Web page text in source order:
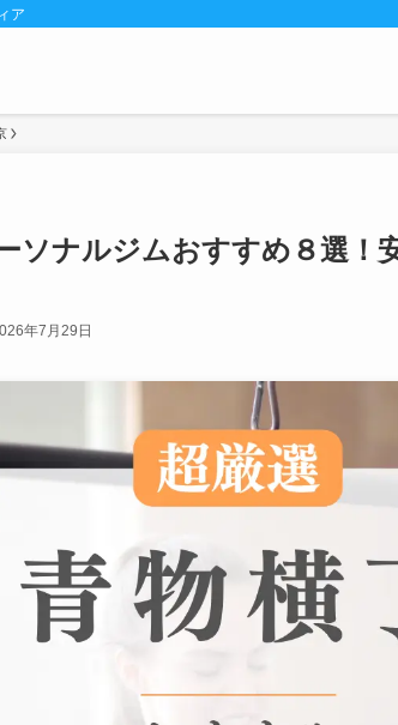
ア
ソナルジムおすすめ８選！
年7月29日